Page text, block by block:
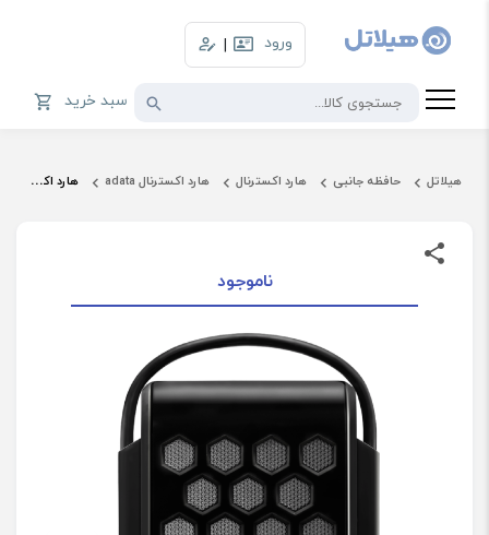
ورود |
سبد خرید
هیلاتل حافظه جانبی هارد اکسترنال هارد اکسترنال adata هارد اکسترنال 2 ترابایت ای دیتا مدل HD720
ناموجود